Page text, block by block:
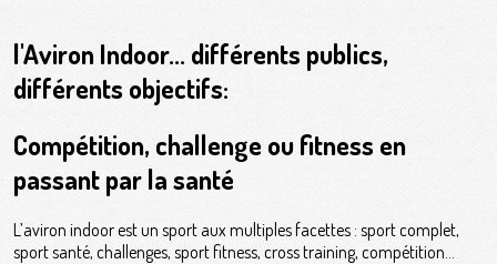
l'Aviron Indoor... différents publics,
différents objectifs:
Compétition, challenge ou fitness en
passant par la santé
L’aviron indoor est un sport aux multiples facettes : sport complet,
sport santé, challenges, sport fitness, cross training, compétition…